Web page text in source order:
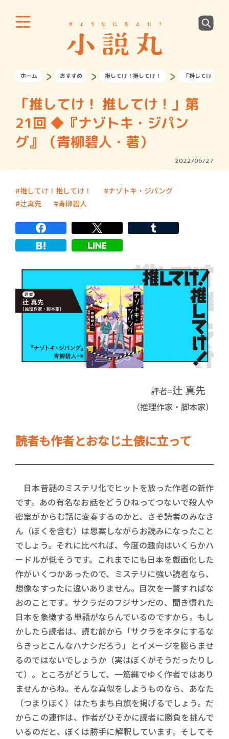
ホーム おすすめ 推してけ！推してけ！ 「推してけ！
「推してけ！ 推してけ！」第
21回 ◆『ナゾトキ・ジパン
グ』（青柳碧人・著）
2022/06/27
推してけ！推してけ！
ナゾトキ・ジパング
辻真先
青柳碧人
評者=辻 真先
（推理作家・脚本家）
読者も作者とおなじ土俵に立って
日本昔話のミステリ化でヒットを放った作者の新作
です。あの有名なお話をどうひねってつないで殺人や
密室がからむ話に変奏するのかと、さぞ読者のみなさ
ん（ぼくを含む）は思案しながらお読みになったこと
でしょう。それに比べれば、今度の趣向はいくらかハ
ードルが低そうです。これまでにも日本を戯画化した
作がいくつかあったので、ミステリに強い読者なら、
想像なすったに違いありません。目次を一瞥すればな
おのことです。サクラだのフジサンだの、聞き慣れた
日本を象徴する単語がならんでいるのですから。もし
かしたら読者は、読む前から「サクラをネタにするな
らきっとこんなハナシだろう」とイメージを膨らませ
るのではないでしょうか（実はぼくがそうだったりし
て）。ところがどうして、一筋縄でゆく作者ではあり
ませんからね。そんな真似をしようものなら、あなた
（つまりぼく）はたちまち白旗を掲げるでしょう。だ
からこの連作は、作者がひそかに読者に勝負を挑んで
いるのだと、ぼくは勝手に解釈しています。そしてそ